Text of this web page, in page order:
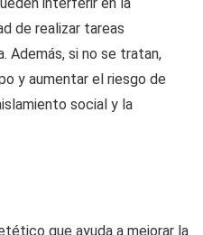
de realizar tareas
Además, si no se tratan,
y aumentar el riesgo de
social y la
que ayuda a mejorar la